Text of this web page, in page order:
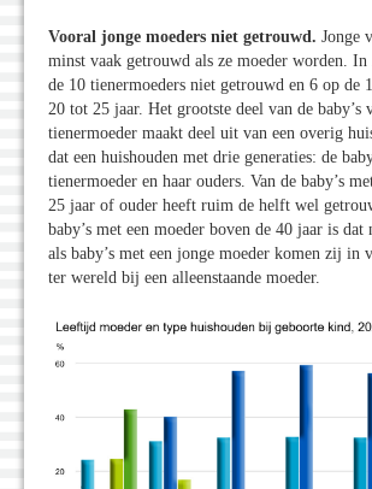
Vooral jonge moeders niet getrouwd. Jonge
minst vaak getrouwd als ze moeder worden.
de 10 tienermoeders niet getrouwd en 6 op de
20 tot 25 jaar. Het grootste deel van de baby’s
tienermoeder maakt deel uit van een overig
dat een huishouden met drie generaties: de
tienermoeder en haar ouders. Van de baby’s
25 jaar of ouder heeft ruim de helft wel
baby’s met een moeder boven de 40 jaar is
als baby’s met een jonge moeder komen zij in
ter wereld bij een alleenstaande moeder.